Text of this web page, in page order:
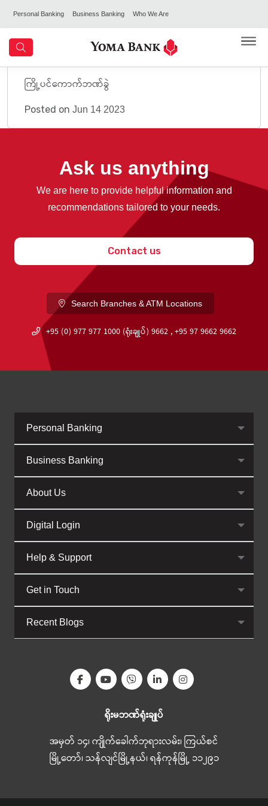
Personal Banking Business Banking Who We Are
ကြို့ပင်ကောက်ဘဏ်ခွဲ
Posted on Jun 14 2023
Ask us anything
We are here to provide helpful information and
recommendations tailored to your needs.
Contact us
Search Branches & ATM Locations
+95 (0) 977 977 1000 (ရုံးချုပ်) 9662 , +95 97 9662 9662
Personal Banking
Business Banking
About Us
Digital Login
Help & Support
Get in Touch
Recent Blogs
ရိုးမဘဏ်ရုံးချုပ်
အမှတ် ၁၄၊ ကျိုက်ခေါက်ဘုရားလမ်း၊ ကြယ်စင်
မြို့တော်၊ သန်လျင်မြို့နယ်၊ ရန်ကုန်မြို့ ၁၁၂၉၁